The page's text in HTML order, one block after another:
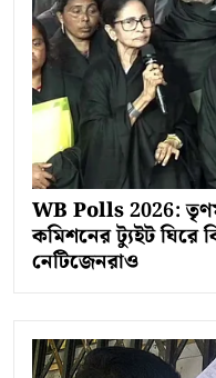
WB Polls 2026:
কমিশনের ট্যুইট ঘিরে
নেটিজেনরাও